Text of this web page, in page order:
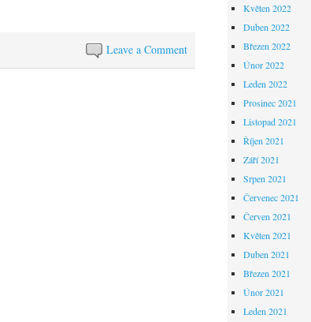
Leave a Comment
Květen 2022
Duben 2022
Březen 2022
Únor 2022
Leden 2022
Prosinec 2021
Listopad 2021
Říjen 2021
Září 2021
Srpen 2021
Červenec 2021
Červen 2021
Květen 2021
Duben 2021
Březen 2021
Únor 2021
Leden 2021